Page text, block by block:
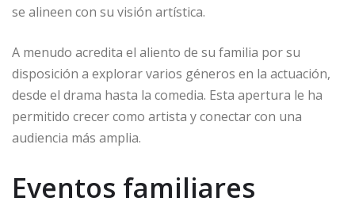
se alineen con su visión artística.
A menudo acredita el aliento de su familia por su
disposición a explorar varios géneros en la actuación,
desde el drama hasta la comedia. Esta apertura le ha
permitido crecer como artista y conectar con una
audiencia más amplia.
Eventos familiares